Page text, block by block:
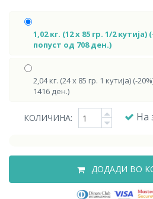
1,02 кг. (12 х 85 гр. 1/2
попуст од 708 ден.)
2,04 кг. (24 х 85 гр. 1 кутија) (-
1416 ден.)
КОЛИЧИНА: На
ДОДАДИ ВО